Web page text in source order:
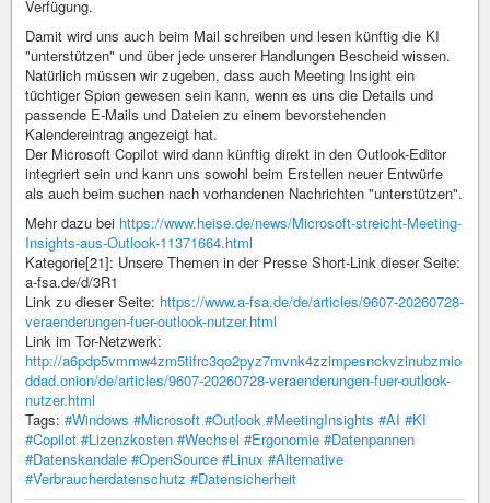
Verfügung.
Damit wird uns auch beim Mail schreiben und lesen künftig die KI
"unterstützen" und über jede unserer Handlungen Bescheid wissen.
Natürlich müssen wir zugeben, dass auch Meeting Insight ein
tüchtiger Spion gewesen sein kann, wenn es uns die Details und
passende E-Mails und Dateien zu einem bevorstehenden
Kalendereintrag angezeigt hat.
Der Microsoft Copilot wird dann künftig direkt in den Outlook-Editor
integriert sein und kann uns sowohl beim Erstellen neuer Entwürfe
als auch beim suchen nach vorhandenen Nachrichten "unterstützen".
Mehr dazu bei https://www.heise.de/news/Microsoft-streicht-Meeting-
Insights-aus-Outlook-11371664.html
Kategorie[21]: Unsere Themen in der Presse Short-Link dieser Seite:
a-fsa.de/d/3R1
Link zu dieser Seite: https://www.a-fsa.de/de/articles/9607-20260728-
veraenderungen-fuer-outlook-nutzer.html
Link im Tor-Netzwerk:
http://a6pdp5vmmw4zm5tifrc3qo2pyz7mvnk4zzimpesnckvzinubzmio
ddad.onion/de/articles/9607-20260728-veraenderungen-fuer-outlook-
nutzer.html
Tags: #Windows #Microsoft #Outlook #MeetingInsights #AI #KI
#Copilot #Lizenzkosten #Wechsel #Ergonomie #Datenpannen
#Datenskandale #OpenSource #Linux #Alternative
#Verbraucherdatenschutz #Datensicherheit